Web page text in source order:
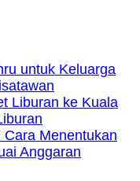
untuk Keluarga
Liburan ke Kuala
Menentukan
Anggaran